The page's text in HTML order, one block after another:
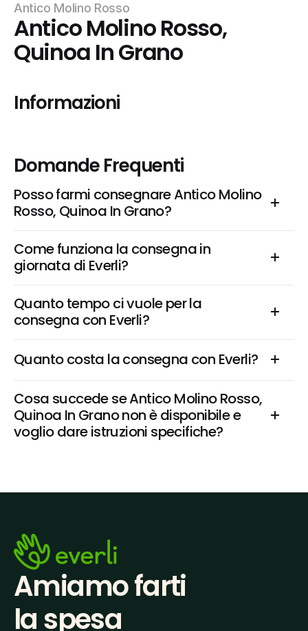
Antico Molino Rosso
Antico Molino Rosso,
Quinoa In Grano
Informazioni
Domande Frequenti
Posso farmi consegnare Antico Molino
Rosso, Quinoa In Grano?
Come funziona la consegna in
giornata di Everli?
Quanto tempo ci vuole per la
consegna con Everli?
Quanto costa la consegna con Everli?
Cosa succede se Antico Molino Rosso,
Quinoa In Grano non è disponibile e
voglio dare istruzioni specifiche?
Amiamo farti
la spesa